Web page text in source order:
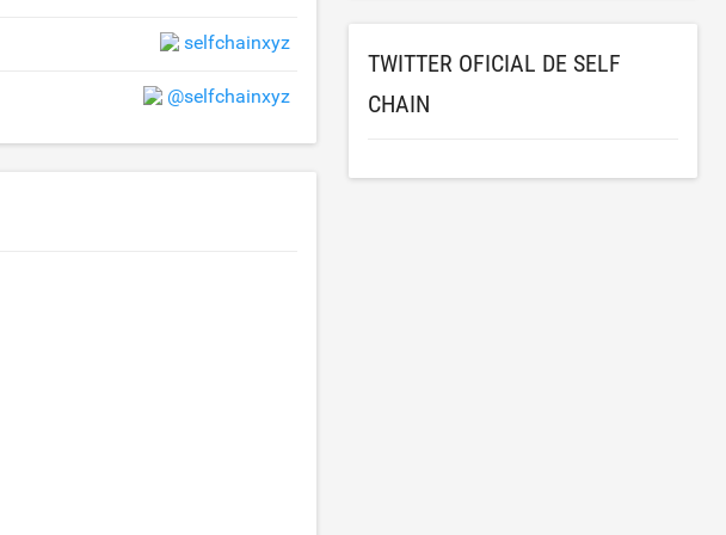
selfchainxyz
@selfchainxyz
TWITTER OFICIAL DE SELF
CHAIN